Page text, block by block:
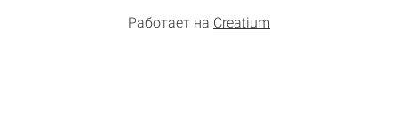
Работает на Creatium